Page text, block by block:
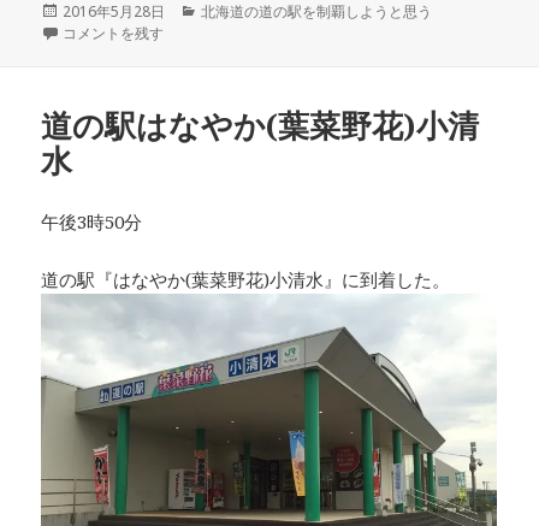
投
稿
2016年5月28日
カ
北海道の道の駅を制覇しようと思う
道の駅流氷街道網走 に
コメントを残す
道の駅はなやか(葉菜野花)小清
水
午後3時50分
道の駅『はなやか(葉菜野花)小清水』に到着した。